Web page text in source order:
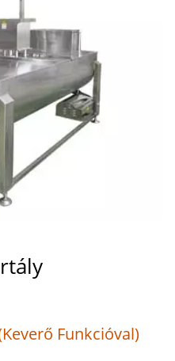
AKI A
Funkcióval)